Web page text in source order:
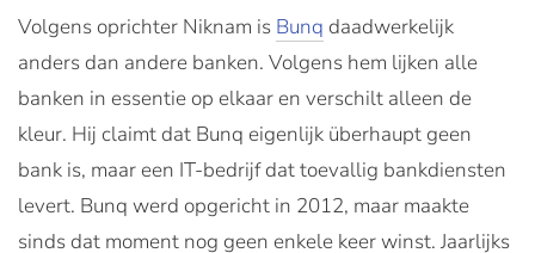
Volgens oprichter Niknam is Bunq daadwerkelijk
anders dan andere banken. Volgens hem lijken alle
banken in essentie op elkaar en verschilt alleen de
kleur. Hij claimt dat Bunq eigenlijk überhaupt geen
bank is, maar een IT-bedrijf dat toevallig bankdiensten
levert. Bunq werd opgericht in 2012, maar maakte
sinds dat moment nog geen enkele keer winst. Jaarlijks